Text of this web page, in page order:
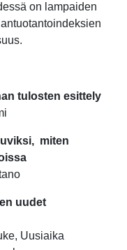
on lampaiden
tulosten esittely
miten
uudet
Uusiaika